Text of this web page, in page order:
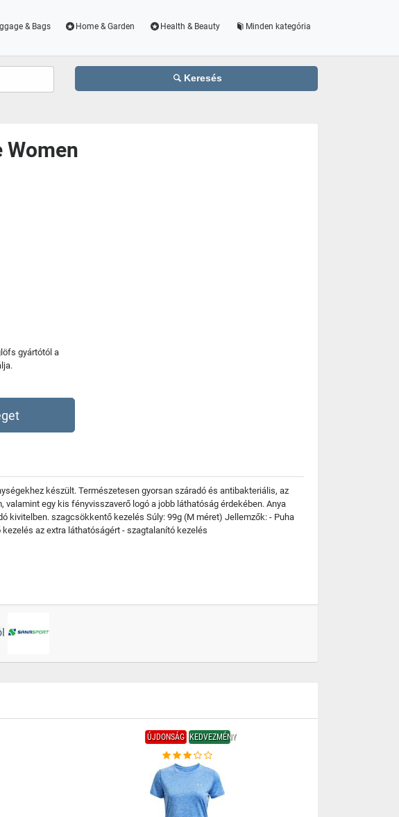
& Bags Home & Garden Health & Beauty Minden kategória
Keresés
Women
gyártótól a
készült. Természetesen gyorsan száradó és antibakteriális, az
egy kis fényvisszaverő logó a jobb láthatóság érdekében. Anya
kivitelben. szagcsökkentő kezelés Súly: 99g (M méret) Jellemzők: - Puha
az extra láthatóságért - szagtalanító kezelés
ÚJDONSÁG KEDVEZMÉNY